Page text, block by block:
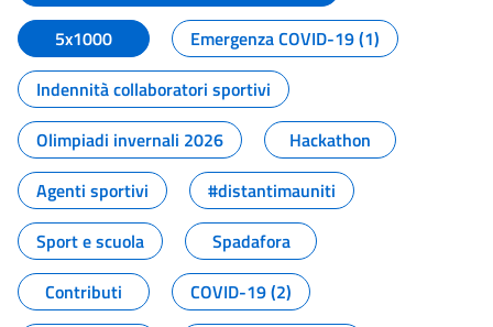
5x1000
Emergenza COVID-19 (1)
Indennità collaboratori sportivi
Olimpiadi invernali 2026
Hackathon
Agenti sportivi
#distantimauniti
Sport e scuola
Spadafora
Contributi
COVID-19 (2)